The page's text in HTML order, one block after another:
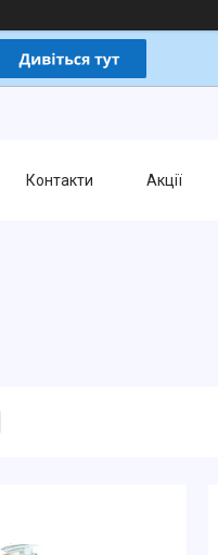
Контакти Акції